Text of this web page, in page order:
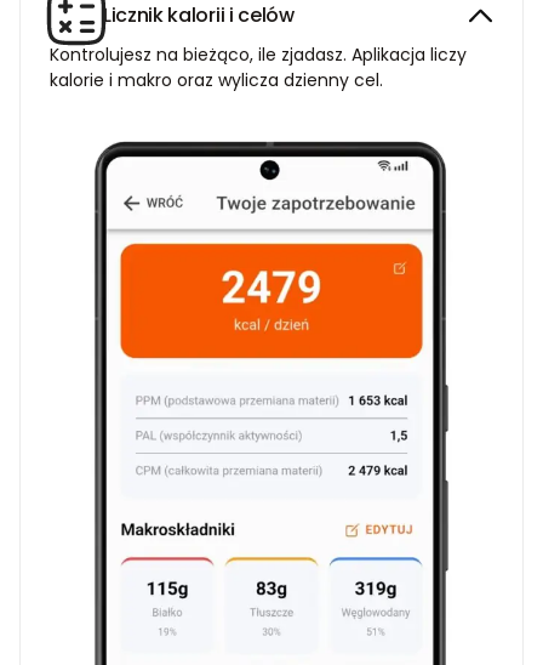
Licznik kalorii i celów
Kontrolujesz na bieżąco, ile zjadasz. Aplikacja liczy
kalorie i makro oraz wylicza dzienny cel.